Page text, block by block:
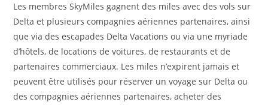
Les membres SkyMiles gagnent des miles avec des vols sur
Delta et plusieurs compagnies aériennes partenaires, ainsi
que via des escapades Delta Vacations ou via une myriade
d’hôtels, de locations de voitures, de restaurants et de
partenaires commerciaux. Les miles n’expirent jamais et
peuvent être utilisés pour réserver un voyage sur Delta ou
des compagnies aériennes partenaires, acheter des